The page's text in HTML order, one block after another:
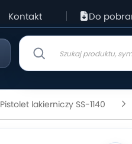
Kontakt Do
Pistolet lakierniczy SS-1140